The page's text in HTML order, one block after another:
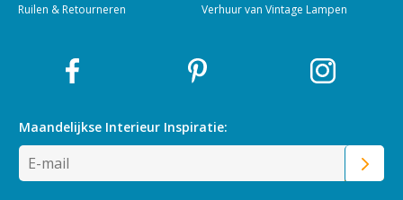
Ruilen & Retourneren
Verhuur van Vintage Lampen
Maandelijkse Interieur Inspiratie: